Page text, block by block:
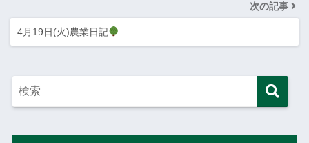
次の記事
4月19日(火)農業日記